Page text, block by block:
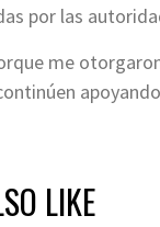
por las
me
LIKE